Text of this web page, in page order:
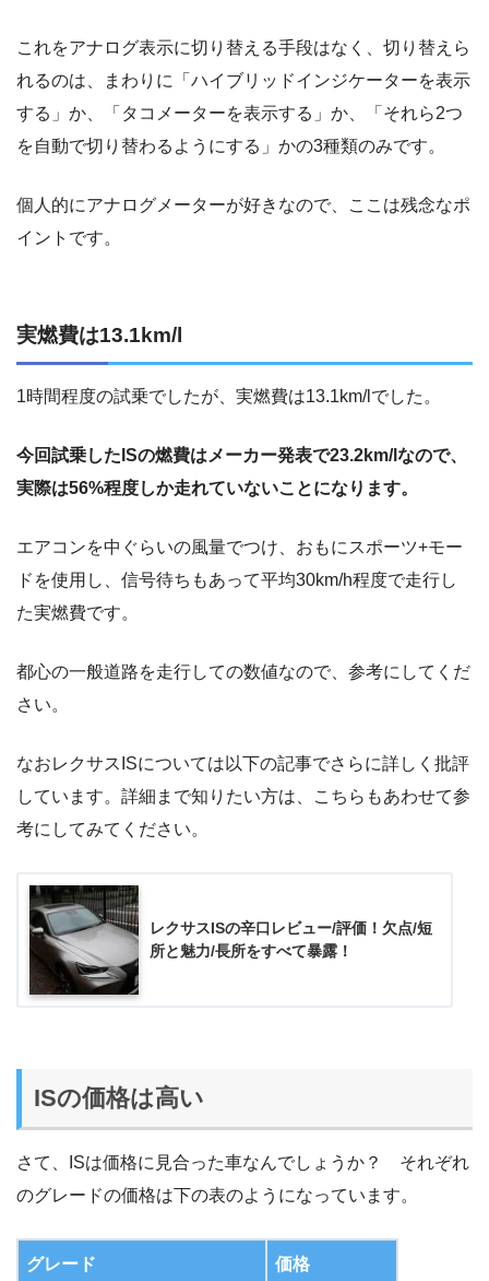
これをアナログ表示に切り替える手段はなく、切り替えら
れるのは、まわりに「ハイブリッドインジケーターを表示
する」か、「タコメーターを表示する」か、「それら2つ
を自動で切り替わるようにする」かの3種類のみです。
個人的にアナログメーターが好きなので、ここは残念なポ
イントです。
実燃費は13.1km/l
1時間程度の試乗でしたが、実燃費は13.1km/lでした。
今回試乗したISの燃費はメーカー発表で23.2km/lなので、
実際は56%程度しか走れていないことになります。
エアコンを中ぐらいの風量でつけ、おもにスポーツ+モー
ドを使用し、信号待ちもあって平均30km/h程度で走行し
た実燃費です。
都心の一般道路を走行しての数値なので、参考にしてくだ
さい。
なおレクサスISについては以下の記事でさらに詳しく批評
しています。詳細まで知りたい方は、こちらもあわせて参
考にしてみてください。
レクサスISの辛口レビュー/評価！欠点/短
所と魅力/長所をすべて暴露！
ISの価格は高い
さて、ISは価格に見合った車なんでしょうか？ それぞれ
のグレードの価格は下の表のようになっています。
グレード 価格